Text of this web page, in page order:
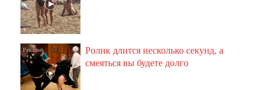
i
Ролик длится несколько секунд, а
смеяться вы будете долго